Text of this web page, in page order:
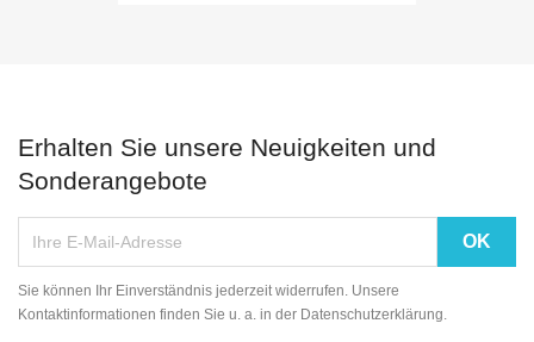
Erhalten Sie unsere Neuigkeiten und
Sonderangebote
Sie können Ihr Einverständnis jederzeit widerrufen. Unsere
Kontaktinformationen finden Sie u. a. in der Datenschutzerklärung.